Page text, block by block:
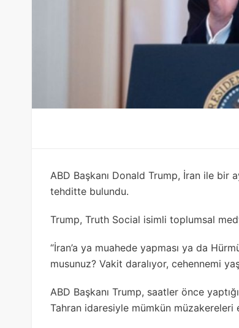
ABD Başkanı Donald Trump, İran ile bir
tehditte bulundu.
Trump, Truth Social isimli toplumsal
“İran’a ya muahede yapması ya da
musunuz? Vakit daralıyor, cehennemi
ABD Başkanı Trump, saatler önce
Tahran idaresiyle mümkün müzakereleri